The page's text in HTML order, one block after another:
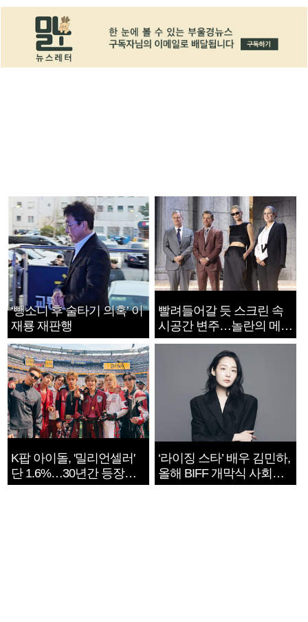
‘뺑소니 후 술타기 의혹’ 이
재룡 재판행
빨려들어갈 듯 스크린 속
시공간 변주…놀란의 메시
지는 ‘전쟁 속죄’
K팝 아이돌, '밀리언셀러'
단 1.6%…30년간 등장
1182개팀 전수조사
‘라이징 스타’ 배우 김민하,
올해 BIFF 개막식 사회자
확정